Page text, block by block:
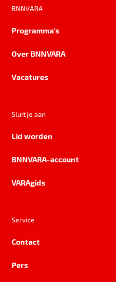
BNNVARA
Programma's
Over BNNVARA
Vacatures
Sluit je aan
Lid worden
BNNVARA-account
VARAgids
Service
Contact
Pers